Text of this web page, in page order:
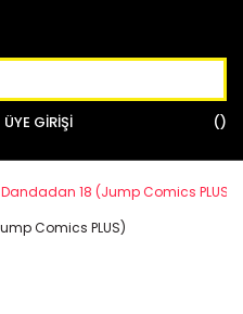
ÜYE GİRİŞİ
Dandadan 18 (Jump Comics PLUS)